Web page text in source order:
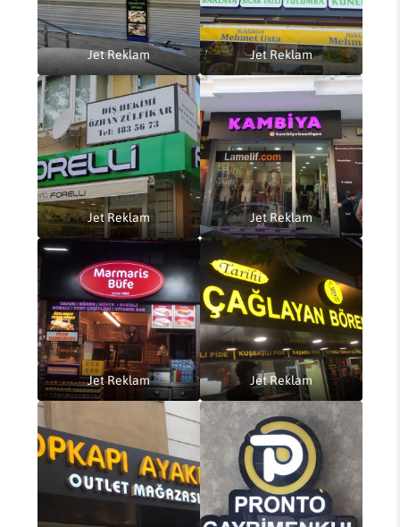
Jet Reklam Jet Reklam
Jet Reklam Jet Reklam
Jet Reklam Jet Reklam